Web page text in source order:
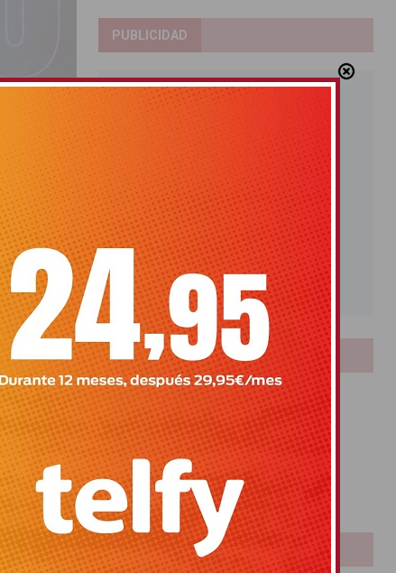
ritmo
los
PUBLICIDAD
LOTERIAS
Bonoloto
Primitiva
El Gordo
Euromillones
Loteria
Once
PUBLICIDAD